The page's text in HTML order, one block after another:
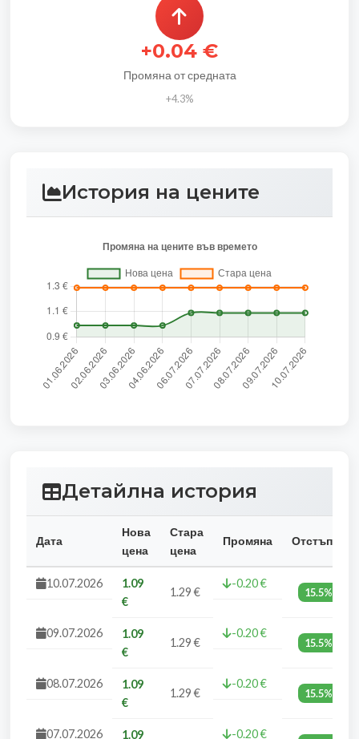
+0.04 €
Промяна от средната
+4.3%
История на цените
Детайлна история
Дата
Нова
цена
Стара
цена
Промяна Отстъпка
10.07.2026
1.09
€
1.29 €
-0.20 €
15.5%
09.07.2026
1.09
€
1.29 €
-0.20 €
15.5%
08.07.2026
1.09
€
1.29 €
-0.20 €
15.5%
07.07.2026 1.09 -0.20 €